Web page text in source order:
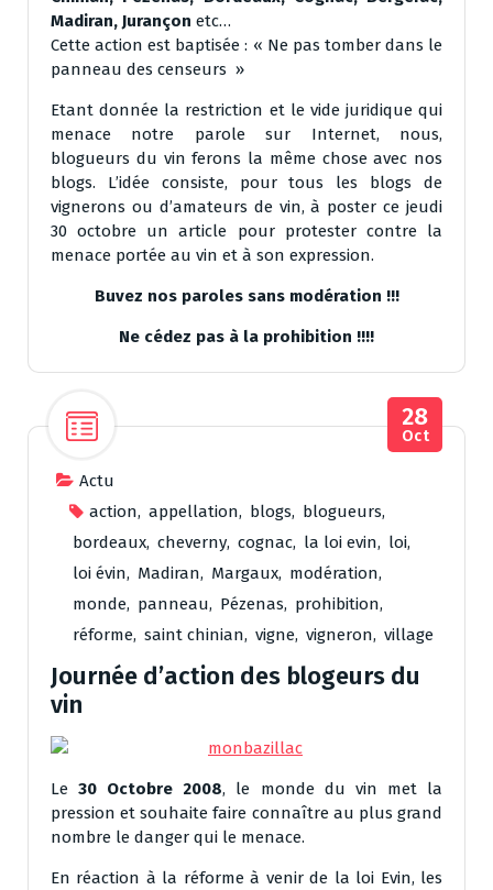
Madiran, Jurançon etc…
Cette action est baptisée : « Ne pas tomber dans le
panneau des censeurs »
Etant donnée la restriction et le vide juridique qui
menace notre parole sur Internet, nous,
blogueurs du vin ferons la même chose avec nos
blogs. L’idée consiste, pour tous les blogs de
vignerons ou d’amateurs de vin, à poster ce jeudi
30 octobre un article pour protester contre la
menace portée au vin et à son expression.
Buvez nos paroles sans modération !!!
Ne cédez pas à la prohibition !!!!
Actu
action, appellation, blogs, blogueurs,
bordeaux, cheverny, cognac, la loi evin, loi,
loi évin, Madiran, Margaux, modération,
monde, panneau, Pézenas, prohibition,
réforme, saint chinian, vigne, vigneron, village
28
Oct
Journée d’action des blogeurs du
vin
Le30 Octobre 2008, le monde du vin met la
pression et souhaite faire connaître au plus grand
nombre le danger qui le menace.
En réaction à la réforme à venir de la loi Evin, les